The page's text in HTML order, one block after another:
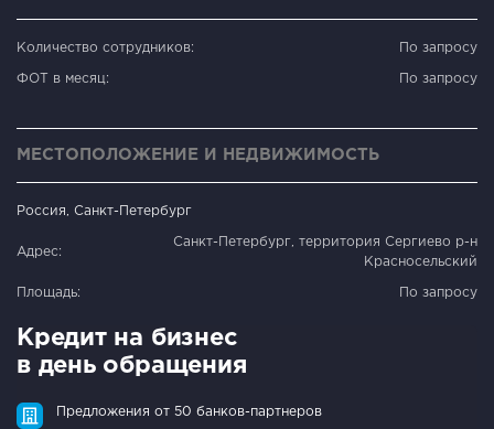
Количество сотрудников: По запросу
ФОТ в месяц: По запросу
МЕСТОПОЛОЖЕНИЕ И НЕДВИЖИМОСТЬ
Россия, Санкт-Петербург
Адрес:
Санкт-Петербург, территория Сергиево р-н
Красносельский
Площадь: По запросу
Кредит на бизнес
в день обращения
Предложения от 50 банков-партнеров